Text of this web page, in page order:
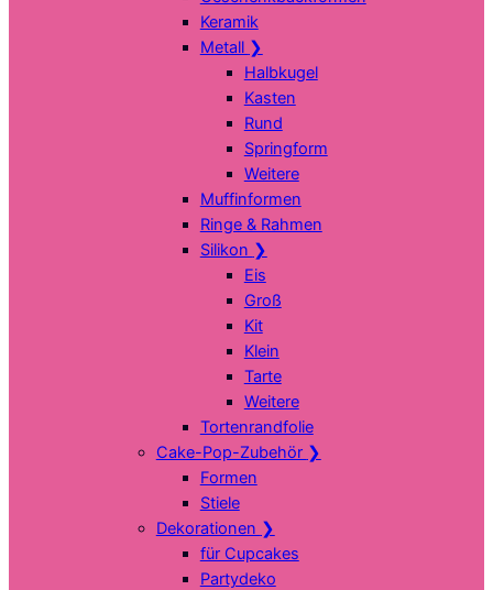
Keramik
Metall ❯
Halbkugel
Kasten
Rund
Springform
Weitere
Muffinformen
Ringe & Rahmen
Silikon ❯
Eis
Groß
Kit
Klein
Tarte
Weitere
Tortenrandfolie
Cake-Pop-Zubehör ❯
Formen
Stiele
Dekorationen ❯
für Cupcakes
Partydeko